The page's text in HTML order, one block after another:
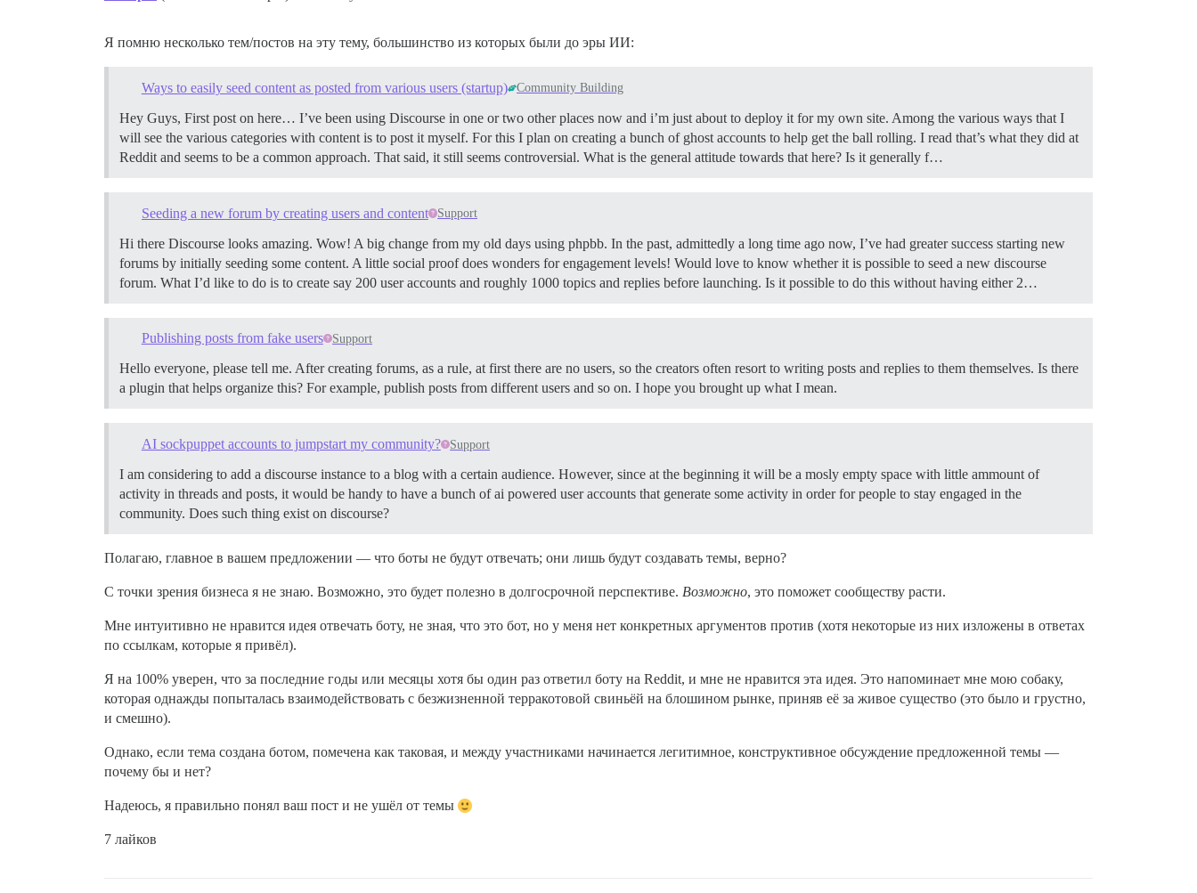
Я помню несколько тем/постов на эту тему, большинство из которых были до эры ИИ:
Ways to easily seed content as posted from various users (startup) Community Building
Hey Guys, First post on here… I’ve been using Discourse in one or two other places now and i’m just about to deploy it for my own site. Among the various ways that I
will see the various categories with content is to post it myself. For this I plan on creating a bunch of ghost accounts to help get the ball rolling. I read that’s what they did at
Reddit and seems to be a common approach. That said, it still seems controversial. What is the general attitude towards that here? Is it generally f…
Seeding a new forum by creating users and content Support
Hi there Discourse looks amazing. Wow! A big change from my old days using phpbb. In the past, admittedly a long time ago now, I’ve had greater success starting new
forums by initially seeding some content. A little social proof does wonders for engagement levels! Would love to know whether it is possible to seed a new discourse
forum. What I’d like to do is to create say 200 user accounts and roughly 1000 topics and replies before launching. Is it possible to do this without having either 2…
Publishing posts from fake users Support
Hello everyone, please tell me. After creating forums, as a rule, at first there are no users, so the creators often resort to writing posts and replies to them themselves. Is there
a plugin that helps organize this? For example, publish posts from different users and so on. I hope you brought up what I mean.
AI sockpuppet accounts to jumpstart my community? Support
I am considering to add a discourse instance to a blog with a certain audience. However, since at the beginning it will be a mosly empty space with little ammount of
activity in threads and posts, it would be handy to have a bunch of ai powered user accounts that generate some activity in order for people to stay engaged in the
community. Does such thing exist on discourse?
Полагаю, главное в вашем предложении — что боты не будут отвечать; они лишь будут создавать темы, верно?
С точки зрения бизнеса я не знаю. Возможно, это будет полезно в долгосрочной перспективе. Возможно, это поможет сообществу расти.
Мне интуитивно не нравится идея отвечать боту, не зная, что это бот, но у меня нет конкретных аргументов против (хотя некоторые из них изложены в ответах
по ссылкам, которые я привёл).
Я на 100% уверен, что за последние годы или месяцы хотя бы один раз ответил боту на Reddit, и мне не нравится эта идея. Это напоминает мне мою собаку,
которая однажды попыталась взаимодействовать с безжизненной терракотовой свиньёй на блошином рынке, приняв её за живое существо (это было и грустно,
и смешно).
Однако, если тема создана ботом, помечена как таковая, и между участниками начинается легитимное, конструктивное обсуждение предложенной темы —
почему бы и нет?
Надеюсь, я правильно понял ваш пост и не ушёл от темы
7 лайков